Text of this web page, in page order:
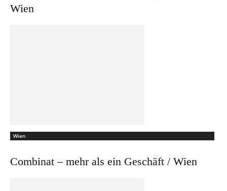
Wien
Wien
Combinat – mehr als ein Geschäft / Wien